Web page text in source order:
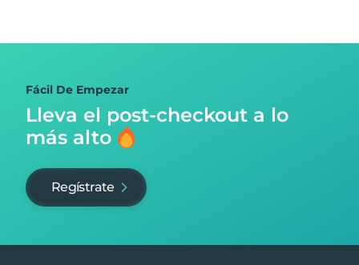
Fácil De Empezar
Lleva el post-checkout a lo
más alto
Regístrate